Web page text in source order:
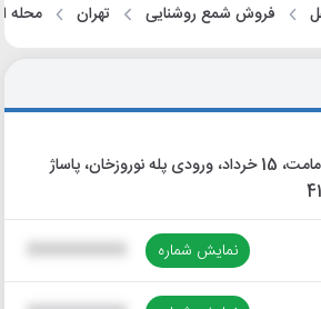
فروش شمع روشنایی تهران محله
تهران، منطقه 13، محله امامت، 15 خرداد، ورودی پله نوروزخان، پاساژ
نمایش شماره